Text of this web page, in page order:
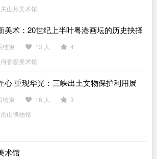
关山月美术馆
美术：20世纪上半叶粤港画坛的历史抉择
结束 13 人
4
何香凝美术馆
心 重现华光：三峡出土文物保护利用展
结束 16 人
3
南山博物馆
术馆